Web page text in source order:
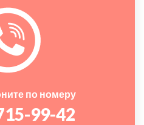
по номеру
99-42